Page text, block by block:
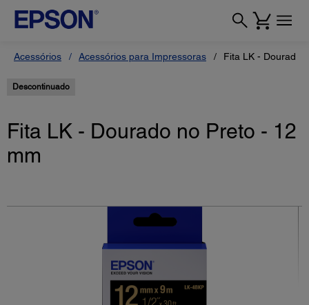
Acessórios Acessórios para Impressoras Fita LK - Dourado
Descontinuado
Fita LK - Dourado no Preto - 12
mm